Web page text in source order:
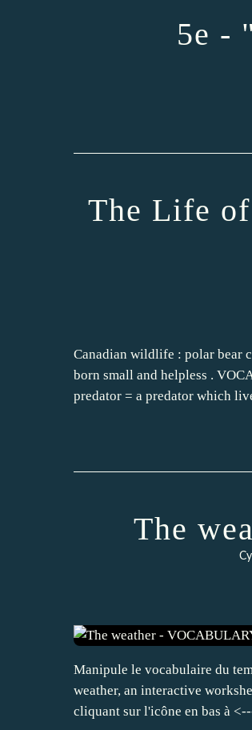
5e -
The Life
Canadian wildlife : polar bear
born small and helpless .
predator = a predator which
The
Manipule le vocabulaire du
weather, an interactive
cliquant sur l'icône en bas à